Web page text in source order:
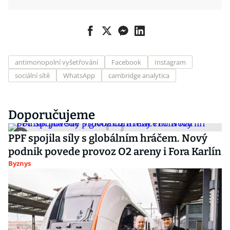
antimonopolní vyšetřování Facebook
Instagram
sociální sítě
WhatsApp cambridge analytica
Doporučujeme
PPF spojila síly s globálním hráčem. Nový
podnik povede provoz O2 areny i Fora Karlín
Byznys